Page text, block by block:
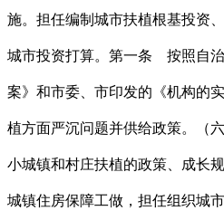
施。担任编制城市扶植根基投资
城市投资打算。第一条 按照自
案》和市委、市印发的《机构的
植方面严沉问题并供给政策。（
小城镇和村庄扶植的政策、成长
城镇住房保障工做，担任组织城